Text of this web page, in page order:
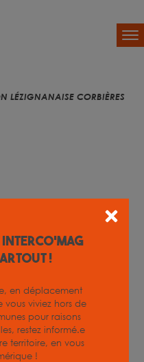
LÉZIGNANAISE CORBIÈRES
!
en déplacement
viviez hors de
pour raisons
restez informé.e
territoire, en vous
!